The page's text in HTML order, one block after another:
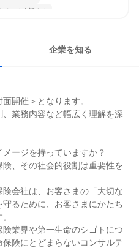
くさん会話する
企業を知る
開催＞となります。
業務内容など幅広く理解を深
メージを持っていますか？
、その社会的役割は重要性を
会社は、お客さまの「大切な
るために、お客さまにかたち
業界や第一生命のシゴトにつ
険にとどまらないコンサルテ